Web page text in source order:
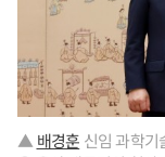
▲ 배경훈 신임 과학기